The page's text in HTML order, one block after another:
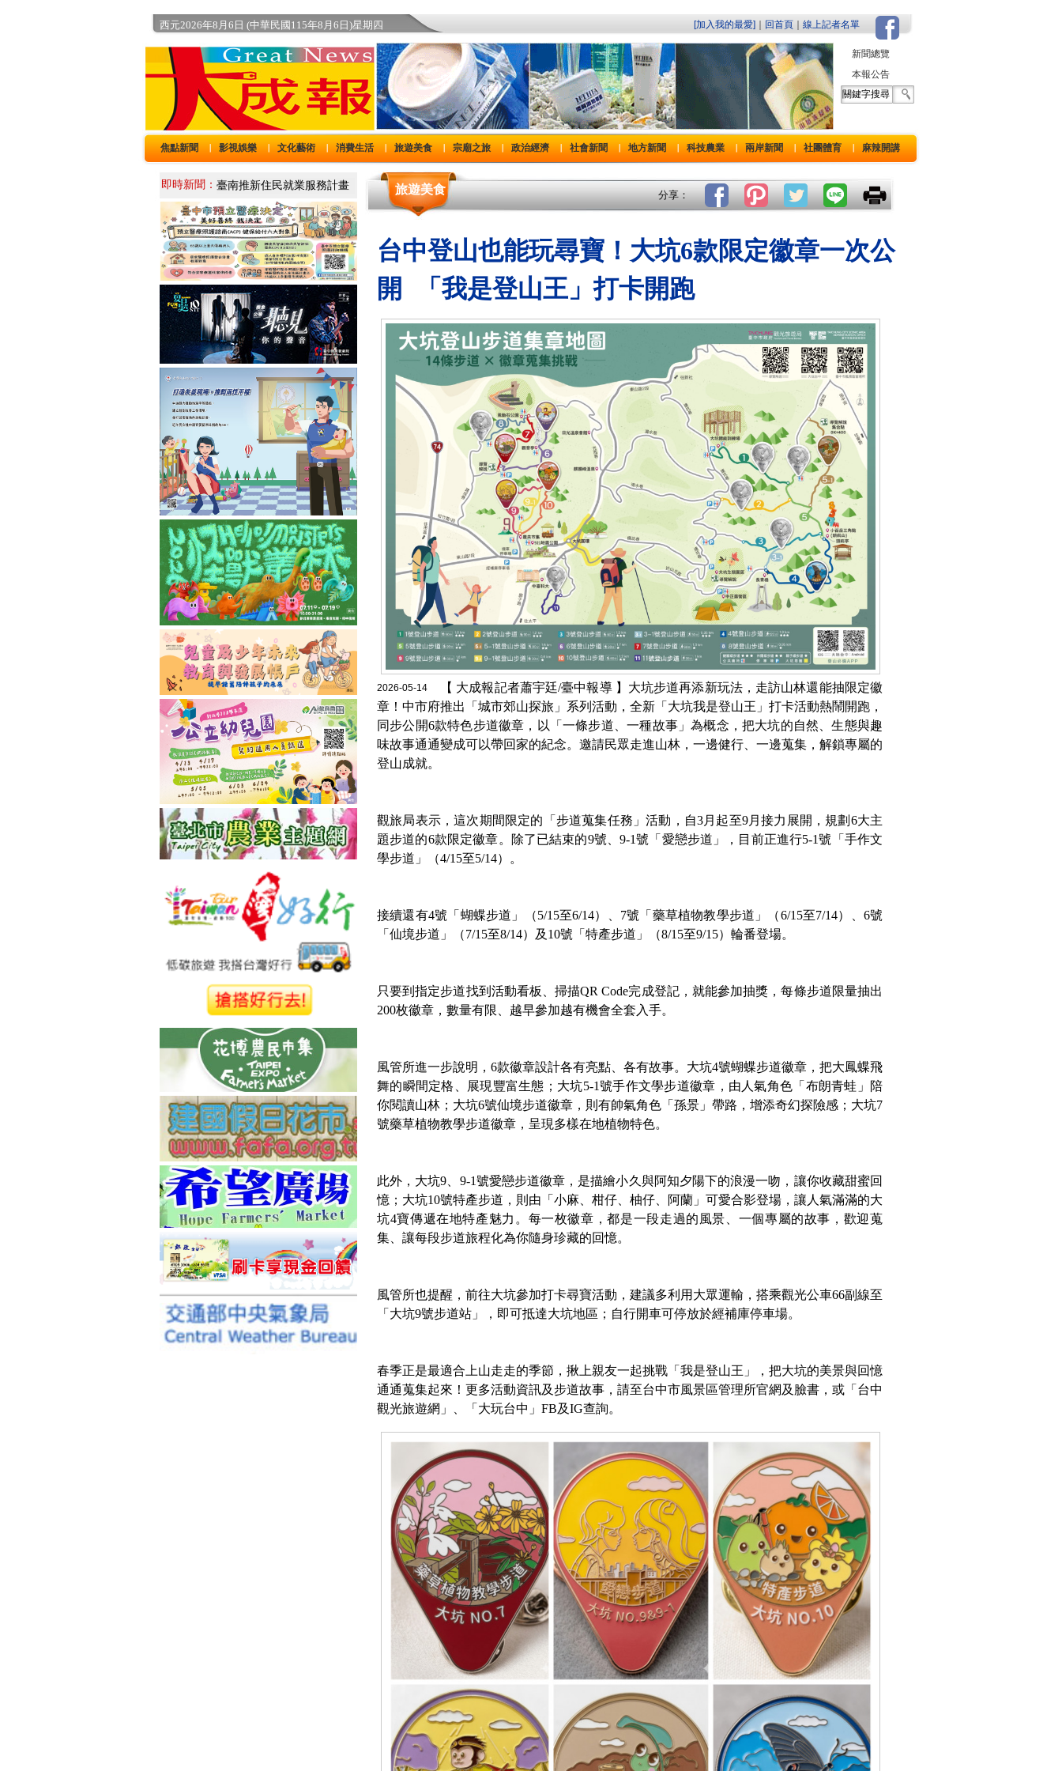
西元2026年8月6日 (中華民國115年8月6日)星期四 [加入我的最愛] 回首頁 線上記者名單
新聞總覽
本報公告
焦點新聞 影視娛樂 文化藝術 消費生活 旅遊美食 宗廟之旅 政治經濟 社會新聞 地方新聞 科技農業 兩岸新聞 社團體育 麻辣開講
即時新聞： 旅遊美食 分享：
台中登山也能玩尋寶！大坑6款限定徽章一次公
開 「我是登山王」打卡開跑
2026-05-14
【 大成報記者蕭宇廷/臺中報導 】大坑步道再添新玩法，走訪山林還能抽限定徽
章！中市府推出「城市郊山探旅」系列活動，全新「大坑我是登山王」打卡活動熱鬧開跑，
同步公開6款特色步道徽章，以「一條步道、一種故事」為概念，把大坑的自然、生態與趣
味故事通通變成可以帶回家的紀念。邀請民眾走進山林，一邊健行、一邊蒐集，解鎖專屬的
登山成就。
觀旅局表示，這次期間限定的「步道蒐集任務」活動，自3月起至9月接力展開，規劃6大主
題步道的6款限定徽章。除了已結束的9號、9-1號「愛戀步道」，目前正進行5-1號「手作文
學步道」（4/15至5/14）。
接續還有4號「蝴蝶步道」（5/15至6/14）、7號「藥草植物教學步道」（6/15至7/14）、6號
「仙境步道」（7/15至8/14）及10號「特產步道」（8/15至9/15）輪番登場。
只要到指定步道找到活動看板、掃描QR Code完成登記，就能參加抽獎，每條步道限量抽出
200枚徽章，數量有限、越早參加越有機會全套入手。
風管所進一步說明，6款徽章設計各有亮點、各有故事。大坑4號蝴蝶步道徽章，把大鳳蝶飛
舞的瞬間定格、展現豐富生態；大坑5-1號手作文學步道徽章，由人氣角色「布朗青蛙」陪
你閱讀山林；大坑6號仙境步道徽章，則有帥氣角色「孫景」帶路，增添奇幻探險感；大坑7
號藥草植物教學步道徽章，呈現多樣在地植物特色。
此外，大坑9、9-1號愛戀步道徽章，是描繪小久與阿知夕陽下的浪漫一吻，讓你收藏甜蜜回
憶；大坑10號特產步道，則由「小麻、柑仔、柚仔、阿蘭」可愛合影登場，讓人氣滿滿的大
坑4寶傳遞在地特產魅力。每一枚徽章，都是一段走過的風景、一個專屬的故事，歡迎蒐
集、讓每段步道旅程化為你隨身珍藏的回憶。
風管所也提醒，前往大坑參加打卡尋寶活動，建議多利用大眾運輸，搭乘觀光公車66副線至
「大坑9號步道站」，即可抵達大坑地區；自行開車可停放於經補庫停車場。
春季正是最適合上山走走的季節，揪上親友一起挑戰「我是登山王」，把大坑的美景與回憶
通通蒐集起來！更多活動資訊及步道故事，請至台中市風景區管理所官網及臉書，或「台中
觀光旅遊網」、「大玩台中」FB及IG查詢。